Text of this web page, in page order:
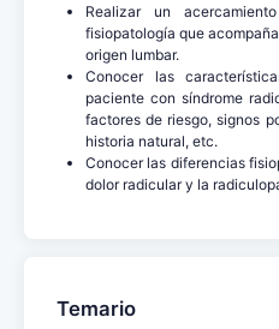
Realizar un
fisiopatología que
origen lumbar.
Conocer las
paciente con síndrome
factores de riesgo, signos
historia natural, etc.
Conocer las diferencias
dolor radicular y la
Temario